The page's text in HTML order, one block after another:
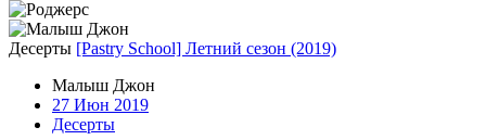
Десерты [Pastry School] Летний сезон (2019)
Малыш Джон
27 Июн 2019
Десерты